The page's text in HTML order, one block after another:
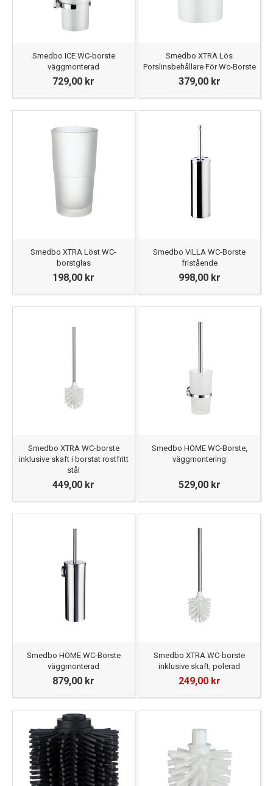
Smedbo ICE WC-borste
väggmonterad
729,00 kr
Smedbo XTRA Lös
Porslinsbehållare För Wc-Borste
379,00 kr
Smedbo XTRA Löst WC-
borstglas
198,00 kr
Smedbo VILLA WC-Borste
fristående
998,00 kr
Smedbo XTRA WC-borste
inklusive skaft i borstat rostfritt
stål
449,00 kr
Smedbo HOME WC-Borste,
väggmontering
529,00 kr
Smedbo HOME WC-Borste
väggmonterad
879,00 kr
Smedbo XTRA WC-borste
inklusive skaft, polerad
249,00 kr